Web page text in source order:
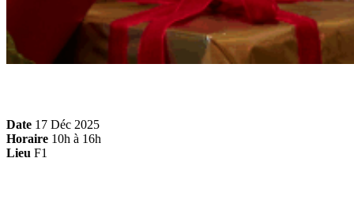
Date 17 Déc 2025
Horaire 10h à 16h
Lieu F1